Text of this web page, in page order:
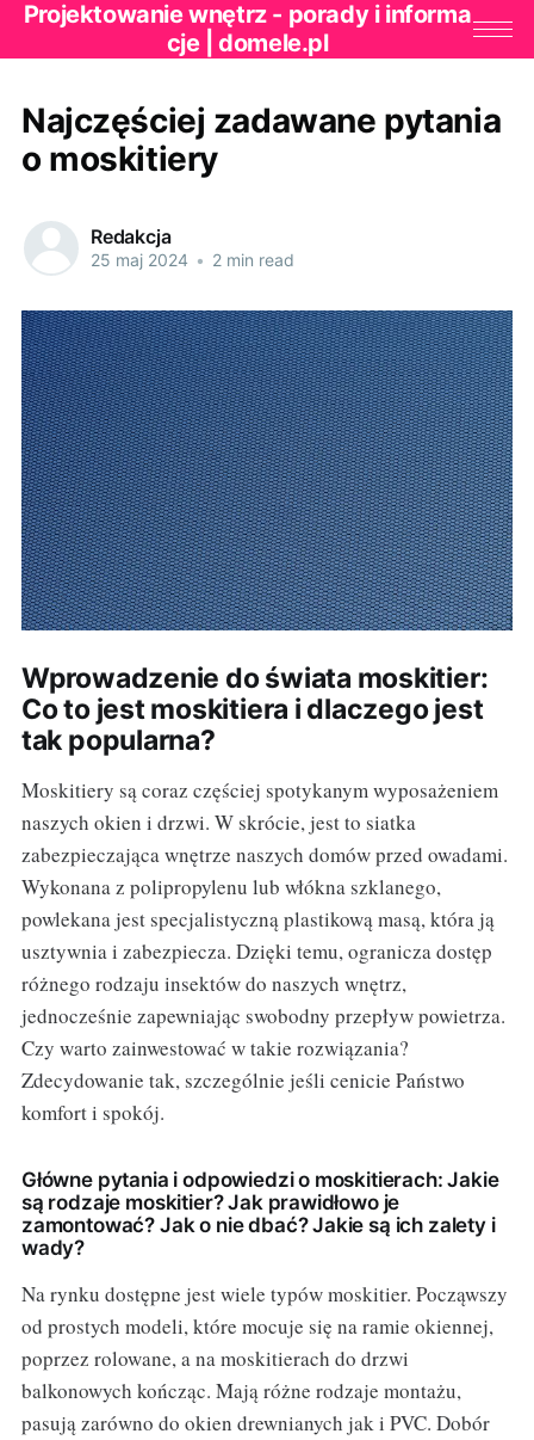
Projektowanie wnętrz - porady i informa
cje | domele.pl
Najczęściej zadawane pytania
o moskitiery
Redakcja
25 maj 2024 • 2 min read
Wprowadzenie do świata moskitier:
Co to jest moskitiera i dlaczego jest
tak popularna?
Moskitiery są coraz częściej spotykanym wyposażeniem
naszych okien i drzwi. W skrócie, jest to siatka
zabezpieczająca wnętrze naszych domów przed owadami.
Wykonana z polipropylenu lub włókna szklanego,
powlekana jest specjalistyczną plastikową masą, która ją
usztywnia i zabezpiecza. Dzięki temu, ogranicza dostęp
różnego rodzaju insektów do naszych wnętrz,
jednocześnie zapewniając swobodny przepływ powietrza.
Czy warto zainwestować w takie rozwiązania?
Zdecydowanie tak, szczególnie jeśli cenicie Państwo
komfort i spokój.
Główne pytania i odpowiedzi o moskitierach: Jakie
są rodzaje moskitier? Jak prawidłowo je
zamontować? Jak o nie dbać? Jakie są ich zalety i
wady?
Na rynku dostępne jest wiele typów moskitier. Począwszy
od prostych modeli, które mocuje się na ramie okiennej,
poprzez rolowane, a na moskitierach do drzwi
balkonowych kończąc. Mają różne rodzaje montażu,
pasują zarówno do okien drewnianych jak i PVC. Dobór